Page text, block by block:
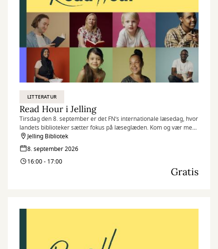
LITTERATUR
Read Hour i Jelling
Tirsdag den 8. september er det FN’s internationale læsedag, hvor
landets biblioteker sætter fokus på læseglæden. Kom og vær med,
når vi markerer dagen på flere af vores biblioteker med Read
Hour, hvor vi læser så meget, som vi kan på én time.
Jelling Bibliotek
8. september 2026
16:00 - 17:00
Gratis